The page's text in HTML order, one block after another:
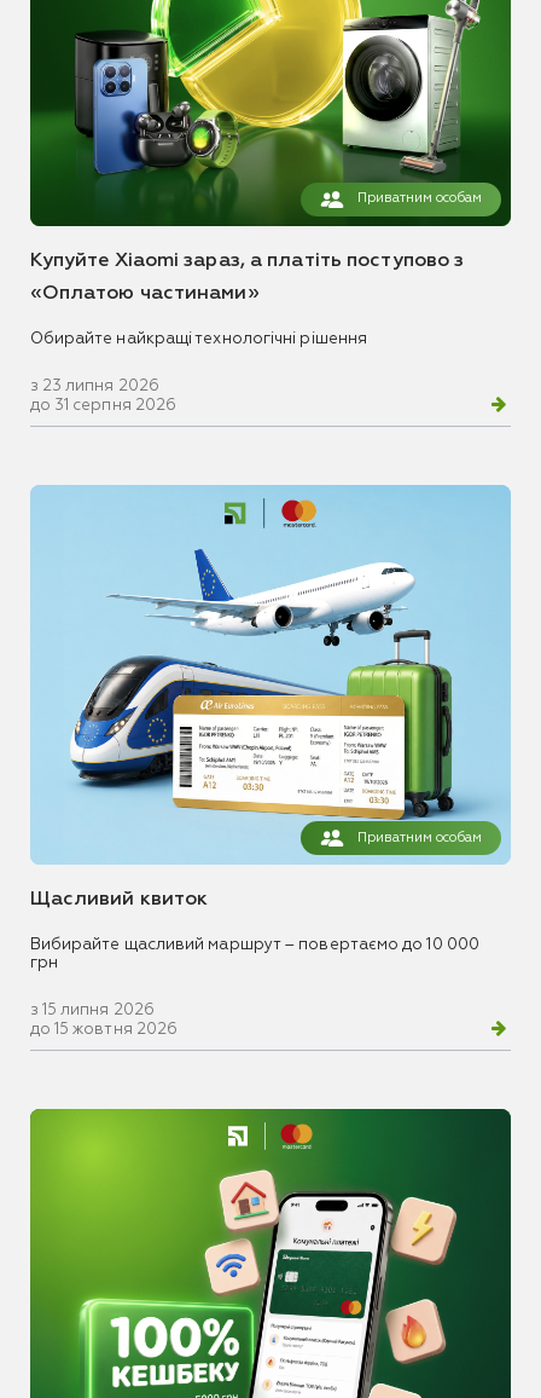
Приватним особам
Купуйте Xiaomi зараз, а платіть поступово з
«Оплатою частинами»
Обирайте найкращі технологічні рішення
з 23 липня 2026
до 31 серпня 2026
Приватним особам
Щасливий квиток
Вибирайте щасливий маршрут – повертаємо до 10 000
грн
з 15 липня 2026
до 15 жовтня 2026